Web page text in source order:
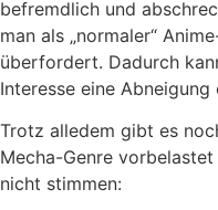
befremdlich und
man als „normaler“
überfordert. Dadurch
Interesse eine Abneigung
Trotz alledem gibt es
Mecha-Genre
nicht stimmen: